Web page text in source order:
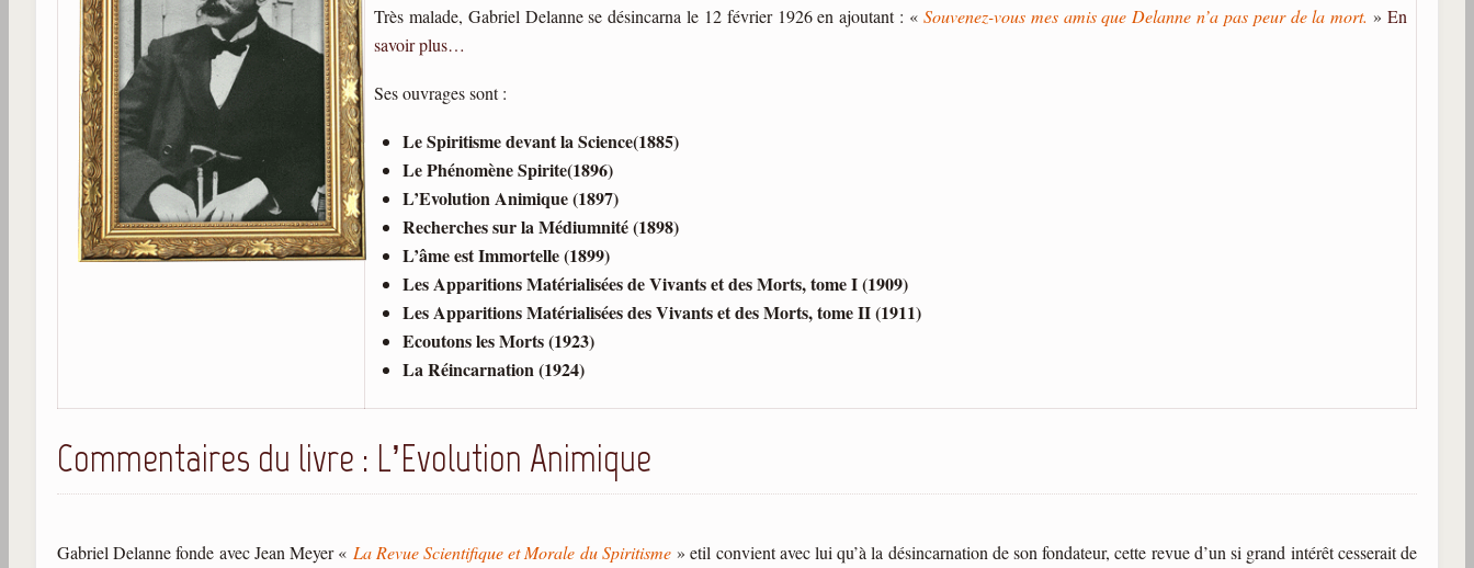
Très malade, Gabriel Delanne se désincarna le 12 février 1926 en ajoutant : « Souvenez-vous mes amis que Delanne n’a pas peur de la mort. »En
savoir plus…
Ses ouvrages sont :
Le Spiritisme devant la Science(1885)
Le Phénomène Spirite(1896)
L’Evolution Animique (1897)
Recherches sur la Médiumnité (1898)
L’âme est Immortelle (1899)
Les Apparitions Matérialisées de Vivants et des Morts, tome I (1909)
Les Apparitions Matérialisées des Vivants et des Morts, tome II (1911)
Ecoutons les Morts (1923)
La Réincarnation (1924)
Commentaires du livre : L’Evolution Animique
Gabriel Delanne fonde avec Jean Meyer « La Revue Scientifique et Morale du Spiritisme» etil convient avec lui qu’à la désincarnation de son fondateur, cette revue d’un si grand intérêt cesserait de